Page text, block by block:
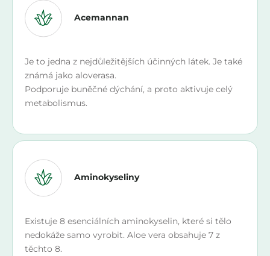
Acemannan
Je to jedna z nejdůležitějších účinných látek. Je také
známá jako aloverasa.
Podporuje buněčné dýchání, a proto aktivuje celý
metabolismus.
Aminokyseliny
Existuje 8 esenciálních aminokyselin, které si tělo
nedokáže samo vyrobit. Aloe vera obsahuje 7 z
těchto 8.